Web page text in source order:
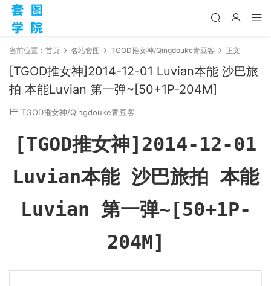
当前位置： 首页 名站套图 TGOD推女神/Qingdouke青豆客 正文
[TGOD推女神]2014-12-01 Luvian本能 沙巴旅
拍 本能Luvian 第一弹~[50+1P-204M]
TGOD推女神/Qingdouke青豆客
[TGOD推女神]2014-12-01
Luvian本能 沙巴旅拍 本能
Luvian 第一弹~[50+1P-
204M]